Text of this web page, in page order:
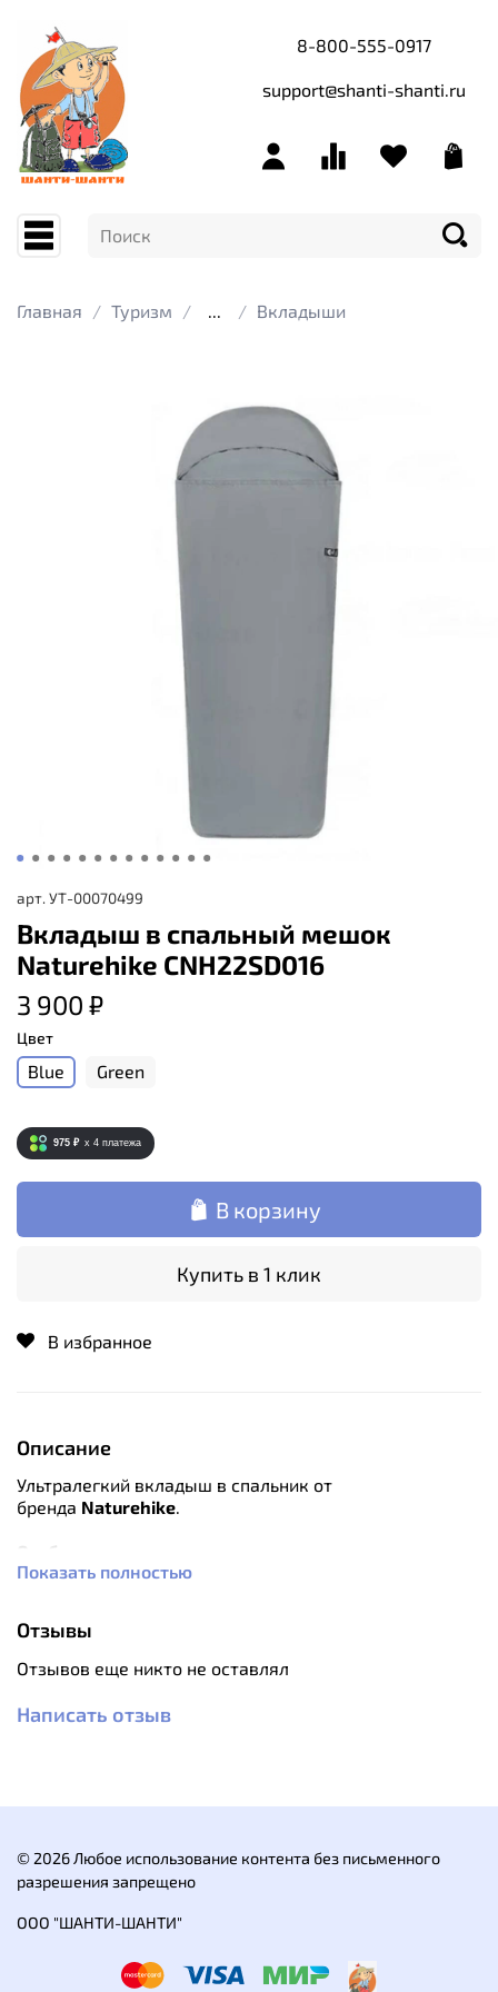
8-800-555-0917
support@shanti-shanti.ru
Главная Туризм Вкладыши
арт. УТ-00070499
Вкладыш в спальный мешок
Naturehike CNH22SD016
3 900 ₽
Цвет
Blue Green
975 ₽ x 4 платежа
В корзину
Купить в 1 клик
В избранное
Описание
Ультралегкий вкладыш в спальник от
бренда Naturehike
Особенности:
Ультралегкий, компактный
Можно стирать в машине
В комплекте чехол для хранения
Материал: 100% нейлон с низкой эластичностью
Показать полностью
Отзывы
Отзывов еще никто не оставлял
Написать отзыв
© 2026 Любое использование контента без письменного
разрешения запрещено
ООО "ШАНТИ-ШАНТИ"